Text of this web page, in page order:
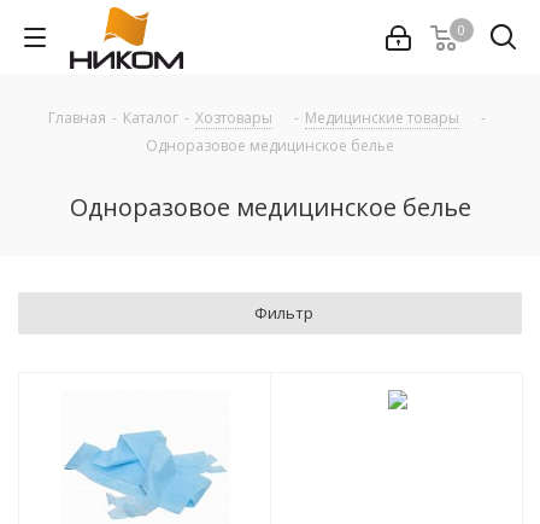
0
Главная - Каталог - Хозтовары - Медицинские товары
-
Одноразовое медицинское белье
Одноразовое медицинское белье
Фильтр